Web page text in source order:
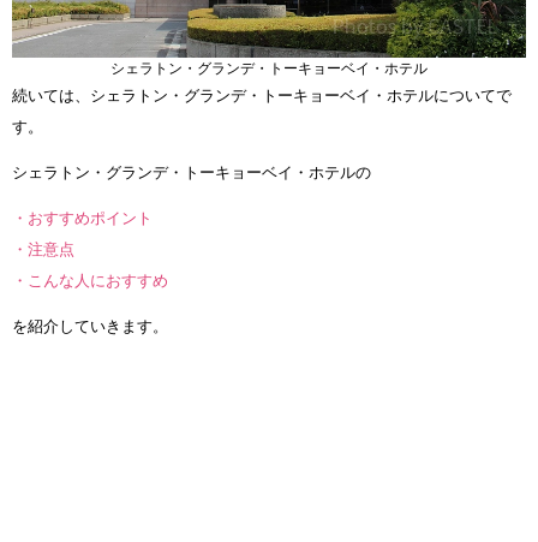
シェラトン・グランデ・トーキョーベイ・ホテル
続いては、シェラトン・グランデ・トーキョーベイ・ホテルについてで
す。
シェラトン・グランデ・トーキョーベイ・ホテルの
・おすすめポイント
・注意点
・こんな人におすすめ
を紹介していきます。